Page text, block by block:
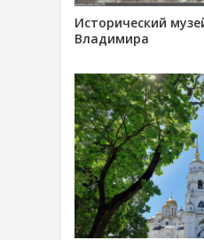
Исторический
Владимира